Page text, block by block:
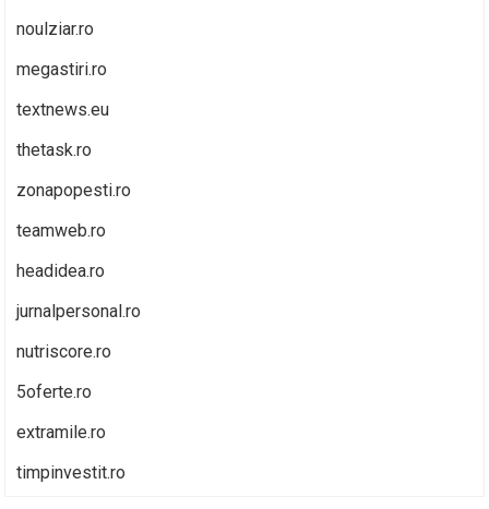
noulziar.ro
megastiri.ro
textnews.eu
thetask.ro
zonapopesti.ro
teamweb.ro
headidea.ro
jurnalpersonal.ro
nutriscore.ro
5oferte.ro
extramile.ro
timpinvestit.ro